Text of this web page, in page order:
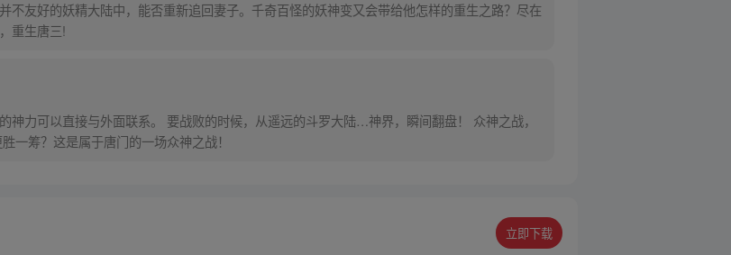
不友好的妖精大陆中，能否重新追回妻子。千奇百怪的妖神变又会带给他怎样的重生之路？尽在
重生唐三!
神力可以直接与外面联系。 要战败的时候，从遥远的斗罗大陆…神界，瞬间翻盘！ 众神之战，
一筹？这是属于唐门的一场众神之战！
立即下载